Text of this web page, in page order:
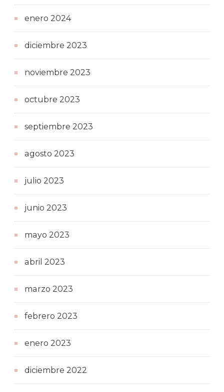
enero 2024
diciembre 2023
noviembre 2023
octubre 2023
septiembre 2023
agosto 2023
julio 2023
junio 2023
mayo 2023
abril 2023
marzo 2023
febrero 2023
enero 2023
diciembre 2022